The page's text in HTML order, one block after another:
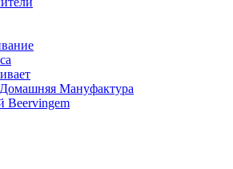
Мануфактура
Beervingem